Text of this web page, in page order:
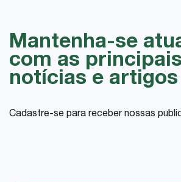
Mantenha-se
com as principais
notícias e artigos
Cadastre-se para receber nossas